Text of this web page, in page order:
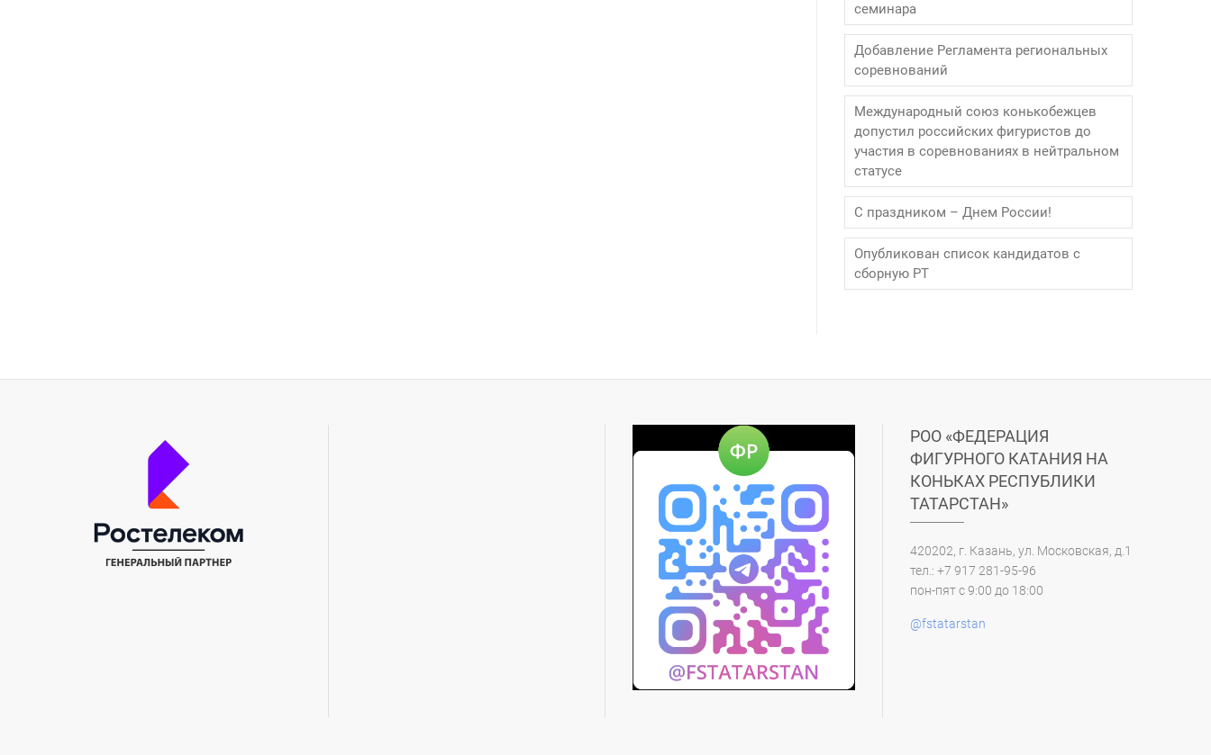
семинара
Добавление Регламента региональных
соревнований
Международный союз конькобежцев
допустил российских фигуристов до
участия в соревнованиях в нейтральном
статусе
С праздником – Днем России!
Опубликован список кандидатов с
сборную РТ
РОО «ФЕДЕРАЦИЯ
ФИГУРНОГО КАТАНИЯ НА
КОНЬКАХ РЕСПУБЛИКИ
ТАТАРСТАН»
420202, г. Казань, ул. Московская, д.1
тел.: +7 917 281-95-96
пон-пят с 9:00 до 18:00
@fstatarstan